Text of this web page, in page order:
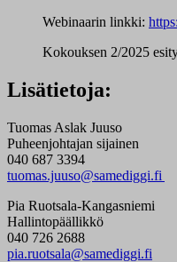
Webinaarin linkki:
Kokouksen 2/2025
Lisätietoja:
Tuomas Aslak Juuso
Puheenjohtajan sijainen
040 687 3394
tuomas.juuso@samediggi.fi
Pia Ruotsala-Kangasniemi
Hallintopäällikkö
040 726 2688
pia.ruotsala@samediggi.fi